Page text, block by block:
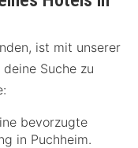
ist mit unserer
Suche zu
bevorzugte
in Puchheim.